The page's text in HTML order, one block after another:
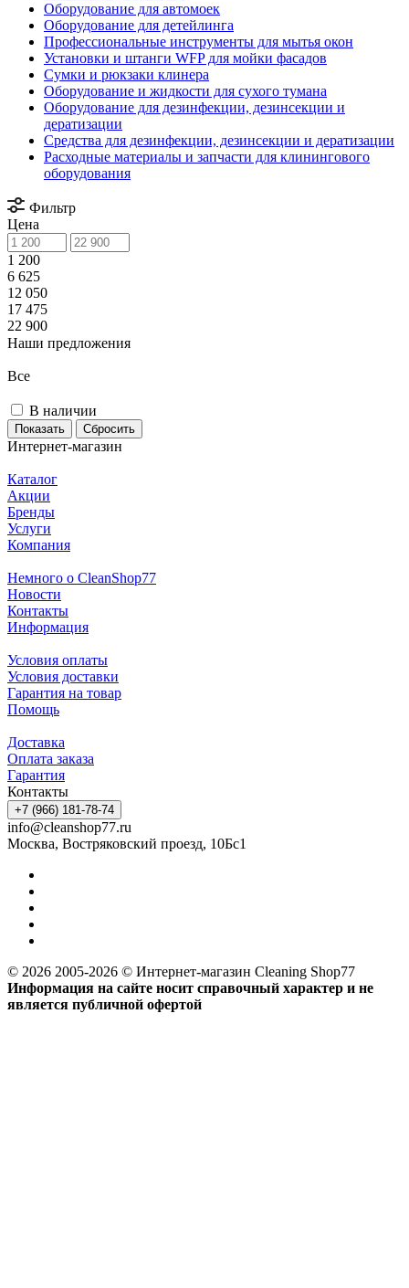
Оборудование для автомоек
Оборудование для детейлинга
Профессиональные инструменты для мытья окон
Установки и штанги WFP для мойки фасадов
Сумки и рюкзаки клинера
Оборудование и жидкости для сухого тумана
Оборудование для дезинфекции, дезинсекции и
дератизации
Средства для дезинфекции, дезинсекции и дератизации
Расходные материалы и запчасти для клинингового
оборудования
Фильтр
Цена
1 200
6 625
12 050
17 475
22 900
Наши предложения
Все
В наличии
Сбросить
Интернет-магазин
Каталог
Акции
Бренды
Услуги
Компания
Немного о CleanShop77
Новости
Контакты
Информация
Условия оплаты
Условия доставки
Гарантия на товар
Помощь
Доставка
Оплата заказа
Гарантия
Контакты
+7 (966) 181-78-74
info@cleanshop77.ru
Москва, Востряковский проезд, 10Бс1
© 2026 2005-2026 © Интернет-магазин Cleaning Shop77
Информация на сайте носит справочный характер и не
является публичной офертой